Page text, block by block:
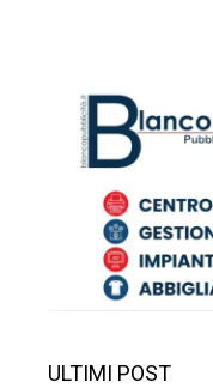
ULTIMI POST